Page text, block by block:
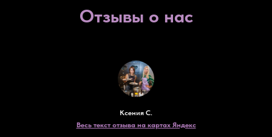
Отзывы о нас
Ксения С.
Весь текст отзыва на картах Яндекс